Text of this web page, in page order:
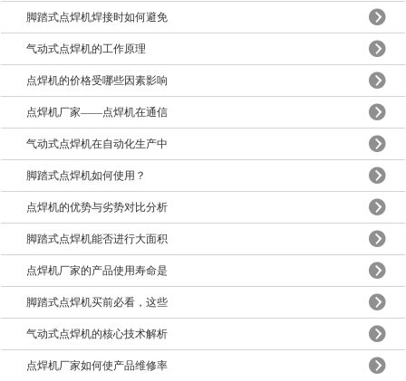
脚踏式点焊机焊接时如何避免
气动式点焊机的工作原理
点焊机的价格受哪些因素影响
点焊机厂家——点焊机在通信
气动式点焊机在自动化生产中
脚踏式点焊机如何使用？
点焊机的优势与劣势对比分析
脚踏式点焊机能否进行大面积
点焊机厂家的产品使用寿命是
脚踏式点焊机买前必看，这些
气动式点焊机的核心技术解析
点焊机厂家如何使产品维修率